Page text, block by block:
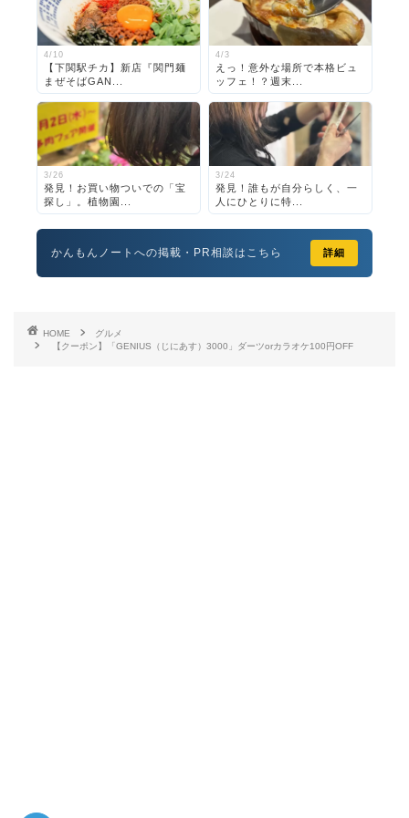
4/10
【下関駅チカ】新店『関門麺
まぜそばGAN...
4/3
えっ！意外な場所で本格ビュ
ッフェ！？週末...
3/26
発見！お買い物ついでの「宝
探し」。植物園...
3/24
発見！誰もが自分らしく、一
人にひとりに特...
かんもんノートへの掲載・PR相談はこちら 詳細
HOME
グルメ
【クーポン】「GENIUS（じにあす）3000」ダーツorカラオケ100円OFF